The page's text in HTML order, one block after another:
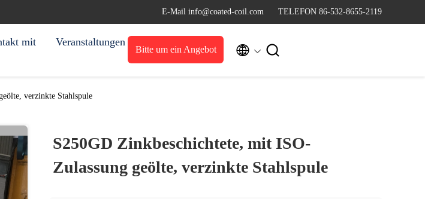
E-Mail info@coated-coil.com TELEFON 86-532-8655-2119
mit
Veranstaltungen
Bitte um ein Angebot  
verzinkte Stahlspule
S250GD Zinkbeschichtete, mit ISO-
Zulassung geölte, verzinkte Stahlspule